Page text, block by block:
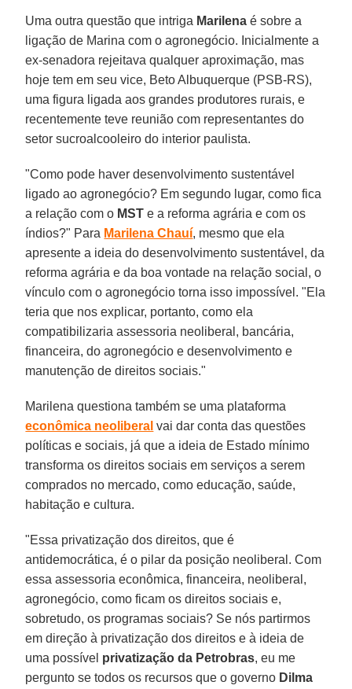
Uma outra questão que intriga Marilena é sobre a
ligação de Marina com o agronegócio. Inicialmente a
ex-senadora rejeitava qualquer aproximação, mas
hoje tem em seu vice, Beto Albuquerque (PSB-RS),
uma figura ligada aos grandes produtores rurais, e
recentemente teve reunião com representantes do
setor sucroalcooleiro do interior paulista.
"Como pode haver desenvolvimento sustentável
ligado ao agronegócio? Em segundo lugar, como fica
a relação com o MST e a reforma agrária e com os
índios?" Para Marilena Chauí, mesmo que ela
apresente a ideia do desenvolvimento sustentável, da
reforma agrária e da boa vontade na relação social, o
vínculo com o agronegócio torna isso impossível. "Ela
teria que nos explicar, portanto, como ela
compatibilizaria assessoria neoliberal, bancária,
financeira, do agronegócio e desenvolvimento e
manutenção de direitos sociais."
Marilena questiona também se uma plataforma
econômica neoliberal vai dar conta das questões
políticas e sociais, já que a ideia de Estado mínimo
transforma os direitos sociais em serviços a serem
comprados no mercado, como educação, saúde,
habitação e cultura.
"Essa privatização dos direitos, que é
antidemocrática, é o pilar da posição neoliberal. Com
essa assessoria econômica, financeira, neoliberal,
agronegócio, como ficam os direitos sociais e,
sobretudo, os programas sociais? Se nós partirmos
em direção à privatização dos direitos e à ideia de
uma possível privatização da Petrobras, eu me
pergunto se todos os recursos que o governo Dilma